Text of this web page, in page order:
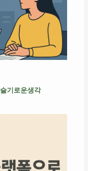
슬기로운생각